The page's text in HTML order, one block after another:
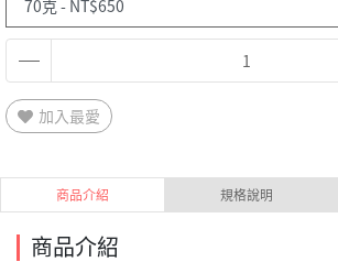
加入最愛
商品介紹 規格說明
商品介紹